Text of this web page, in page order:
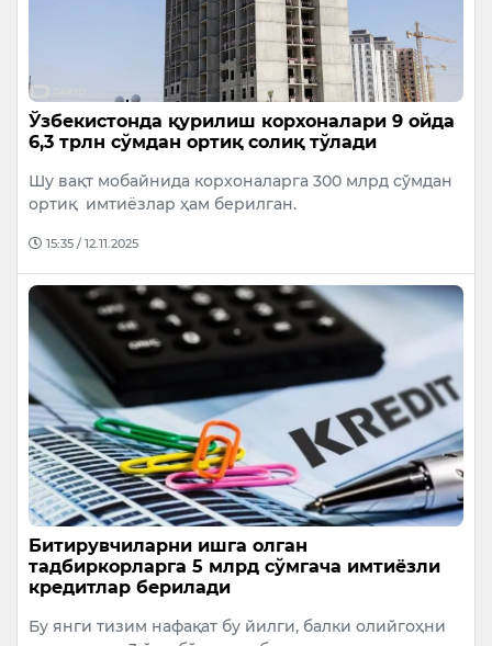
Ўзбекистонда қурилиш корхоналари 9 ойда
6,3 трлн сўмдан ортиқ солиқ тўлади
Шу вақт мобайнида корхоналарга 300 млрд сўмдан
ортиқ имтиёзлар ҳам берилган.
15:35 / 12.11.2025
Битирувчиларни ишга олган
тадбиркорларга 5 млрд сўмгача имтиёзли
кредитлар берилади
Бу янги тизим нафақат бу йилги, балки олийгоҳни